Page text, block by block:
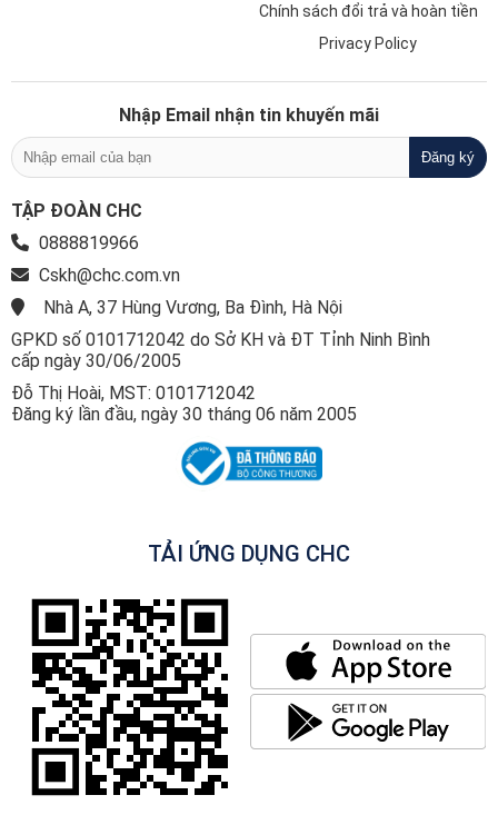
Chính sách đổi trả và hoàn tiền
Privacy Policy
Nhập Email nhận tin khuyến mãi
TẬP ĐOÀN CHC
0888819966
Cskh@chc.com.vn
Nhà A, 37 Hùng Vương, Ba Đình, Hà Nội
GPKD số 0101712042 do Sở KH và ĐT Tỉnh Ninh Bình
cấp ngày 30/06/2005
Đỗ Thị Hoài, MST: 0101712042
Đăng ký lần đầu, ngày 30 tháng 06 năm 2005
TẢI ỨNG DỤNG CHC